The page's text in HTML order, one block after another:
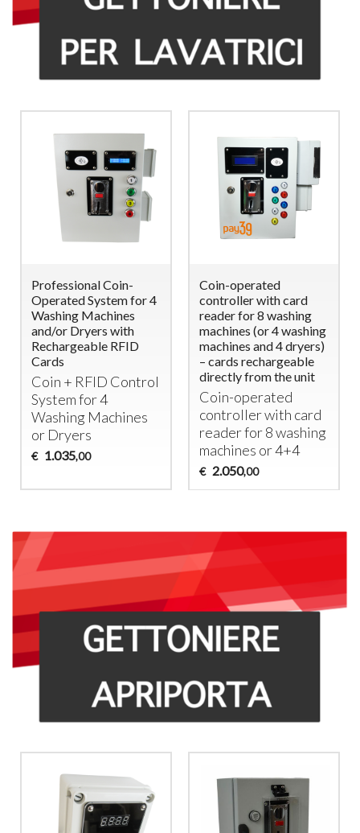
Professional Coin-
Operated System for 4
Washing Machines
and/or Dryers with
Rechargeable RFID
Cards
Coin + RFID Control
System for 4
Washing Machines
or Dryers
€ 1.035,00
Coin-operated
controller with card
reader for 8 washing
machines (or 4 washing
machines and 4 dryers)
– cards rechargeable
directly from the unit
Coin-operated
controller with card
reader for 8 washing
machines or 4+4
€ 2.050,00